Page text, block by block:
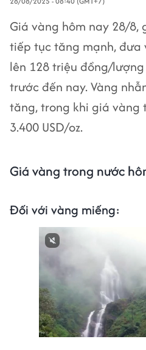
Giá vàng hôm nay 28/
tiếp tục tăng mạnh, đưa
lên 128 triệu đồng/
trước đến nay. Vàng
tăng, trong khi giá vàng
3.400 USD/oz.
Giá vàng trong nước
Đối với vàng miếng: